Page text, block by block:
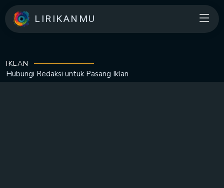
LIRIKANMU
IKLAN
Hubungi Redaksi untuk Pasang Iklan